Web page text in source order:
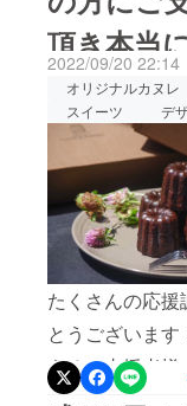
ココアとクー
チョコレートを
ます。ココアは
トらしい色と軽
る風味があり
チュールチョコ
味をより引き
して材料に加え
せ技によって
もデリケート
トの風味が際
ヌレ生地とガナ
頂き本当
思いま
作カヌレ
クト”
2022/09/20 22:14
オリジナルカヌレ
スイーツ
デ
たくさんの応
とうございます
えるご支援者様
れ、無事に残り